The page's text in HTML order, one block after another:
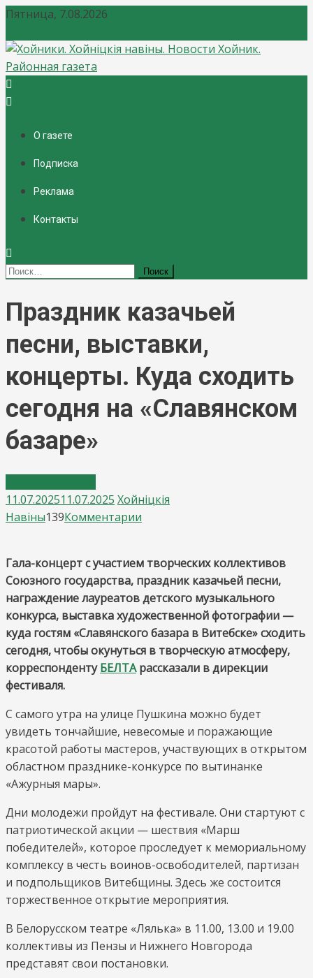
Пятница, 7.08.2026
Хойники. Хойнiцкiя навiны. Новости Хойник. Районная
О газете
Подписка
Реклама
Контакты
Найти:
Праздник казачьей
песни, выставки,
концерты. Куда сходить
сегодня на «Славянском
базаре»
11.07.202511.07.2025 Хойнiцкiя
Навiны139Комментарии
песни,
выставки,
концерты.
Куда
сходить
сегодня
на
базаре»
Гала-концерт с участием творческих коллективов
Союзного государства, праздник казачьей песни,
награждение лауреатов детского музыкального
конкурса, выставка художественной фотографии —
куда гостям «Славянского базара в Витебске» сходить
сегодня, чтобы окунуться в творческую атмосферу,
корреспондентуБЕЛТАрассказали в дирекции
фестиваля.
С самого утра на улице Пушкина можно будет
увидеть тончайшие, невесомые и поражающие
красотой работы мастеров, участвующих в открытом
областном празднике-конкурсе по вытинанке
«Ажурныя мары».
Дни молодежи пройдут на фестивале. Они стартуют с
патриотической акции — шествия «Марш
победителей», которое проследует к мемориальному
комплексу в честь воинов-освободителей, партизан
и подпольщиков Витебщины. Здесь же состоится
торжественное открытие мероприятия.
В Белорусском театре «Лялька» в 11.00, 13.00 и 19.00
коллективы из Пензы и Нижнего Новгорода
представят свои постановки.